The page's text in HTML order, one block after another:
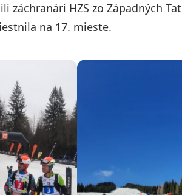
HZS zo Západných
na 17. mieste.